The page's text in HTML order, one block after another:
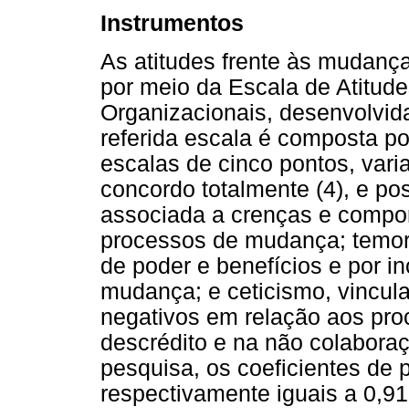
Instrumentos
As atitudes frente às
por meio da Escala de
Organizacionais,
referida escala é composta
escalas de cinco pontos,
concordo totalmente (4), e
associada a crenças e
processos de mudança;
de poder e benefícios e por
mudança; e ceticismo,
negativos em relação aos
descrédito e na não
pesquisa, os coeficientes de
respectivamente iguais a